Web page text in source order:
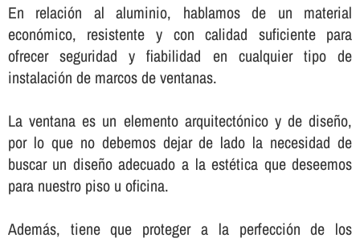
En relación al aluminio, hablamos de un material
económico, resistente y con calidad suficiente para
ofrecer seguridad y fiabilidad en cualquier tipo de
instalación de marcos de ventanas.
La ventana es un elemento arquitectónico y de diseño,
por lo que no debemos dejar de lado la necesidad de
buscar un diseño adecuado a la estética que deseemos
para nuestro piso u oficina.
Además, tiene que proteger a la perfección de los